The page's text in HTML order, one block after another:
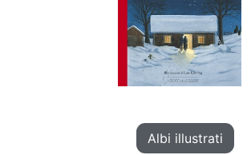
Albi illustrati